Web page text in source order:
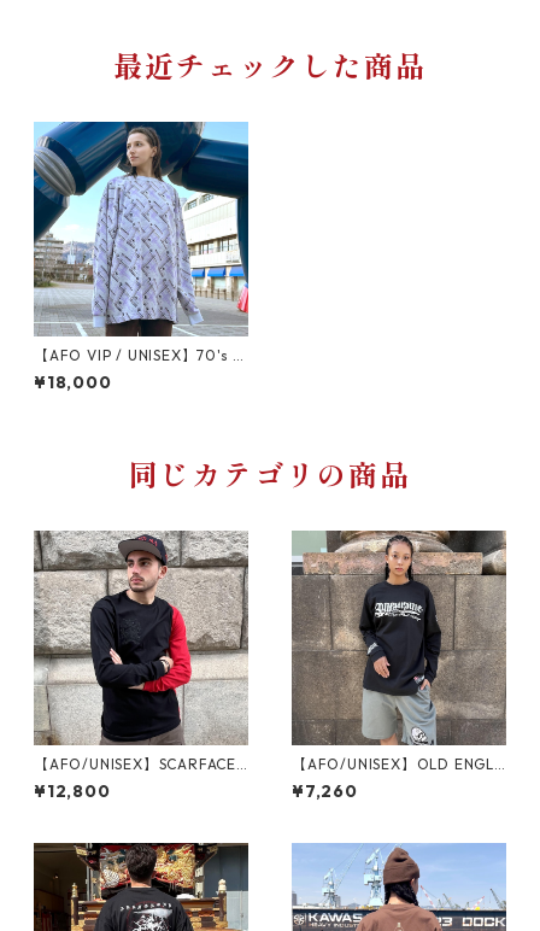
最近チェックした商品
【AFO VIP / UNISEX】70's t
aste Showa Retro L/S TEE
【Lavender】
¥18,000
同じカテゴリの商品
【AFO/UNISEX】SCARFACE L
ONG SLEEVE TEE / スカーフ
ェイス ロンＴ【ゆうパケット
¥12,800
【AFO/UNISEX】OLD ENGLI
SH LONG SLEEVE TEE【BLAC
K】オールドイングリッシュ
¥7,260